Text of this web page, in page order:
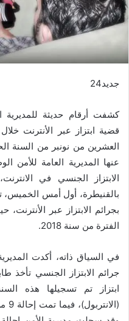
جديد24
قضية ابتزاز عبر الأنترنت
العشرين من نونبر من السنة
عنها المديرية العامة
الابتزاز الجنسي في
بالقنيطرة، أول أمس الخميس،
الفترة من سنة 2018.
في السياق ذاته، أكدت
ابتزاز تم تسجيلها هذه